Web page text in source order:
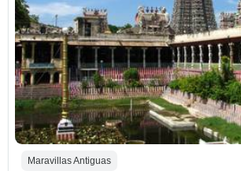
Maravillas Antiguas